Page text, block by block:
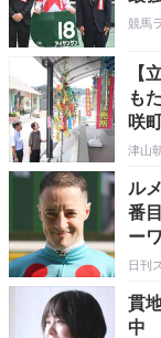
競馬
【
も
咲
津山
ル
番
ー
日刊
貫
中